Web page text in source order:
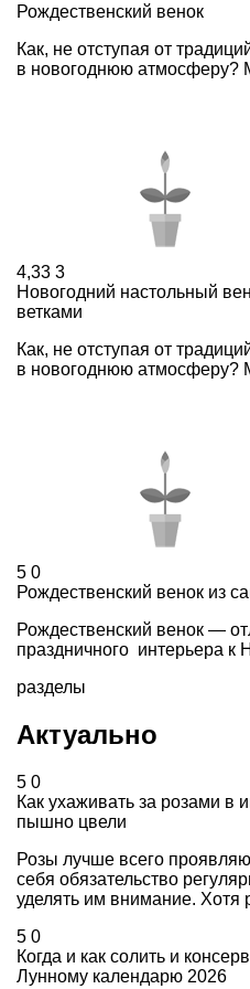
Рождественский венок
Как, не отступая от
в новогоднюю атмосферу?
4,33 3
Новогодний настольный
ветками
Как, не отступая от
в новогоднюю атмосферу?
5 0
Рождественский венок из
Рождественский венок —
праздничного интерьера к
разделы
Актуально
5 0
Как ухаживать за розами в
пышно цвели
Розы лучше всего
себя обязательство
уделять им внимание. Хотя
5 0
Когда и как солить и
Лунному календарю 2026